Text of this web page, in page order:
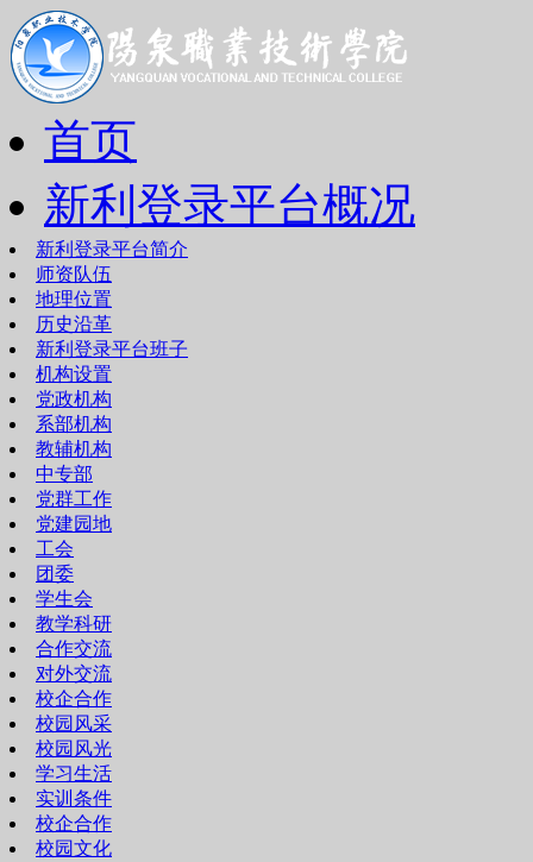
首页
新利登录平台概况
新利登录平台简介
师资队伍
地理位置
历史沿革
新利登录平台班子
机构设置
党政机构
系部机构
教辅机构
中专部
党群工作
党建园地
工会
团委
学生会
教学科研
合作交流
对外交流
校企合作
校园风采
校园风光
学习生活
实训条件
校企合作
校园文化